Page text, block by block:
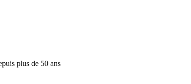
plus de 50 ans